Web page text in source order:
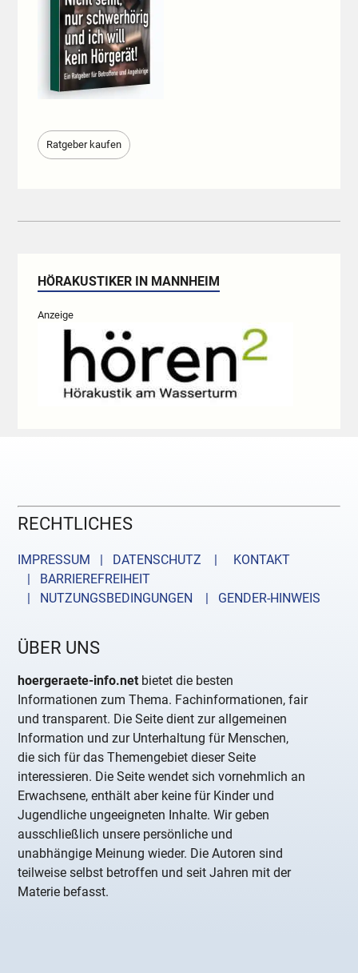
Ratgeber kaufen
HÖRAKUSTIKER IN MANNHEIM
Anzeige
RECHTLICHES
IMPRESSUM | DATENSCHUTZ |
KONTAKT
| BARRIEREFREIHEIT
| NUTZUNGSBEDINGUNGEN
| GENDER-HINWEIS
ÜBER UNS
hoergeraete-info.net bietet die besten
Informationen zum Thema. Fachinformationen, fair
und transparent. Die Seite dient zur allgemeinen
Information und zur Unterhaltung für Menschen,
die sich für das Themengebiet dieser Seite
interessieren. Die Seite wendet sich vornehmlich an
Erwachsene, enthält aber keine für Kinder und
Jugendliche ungeeigneten Inhalte. Wir geben
ausschließlich unsere persönliche und
unabhängige Meinung wieder. Die Autoren sind
teilweise selbst betroffen und seit Jahren mit der
Materie befasst.